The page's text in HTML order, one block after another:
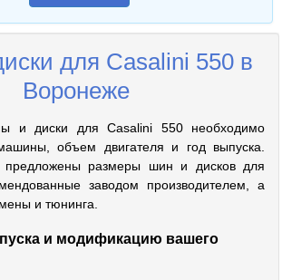
для Casalini 550 в
Воронеже
и диски для Casalini 550 необходимо
объем двигателя и год выпуска.
размеры шин и дисков для
заводом производителем, а
и тюнинга.
и модификацию вашего